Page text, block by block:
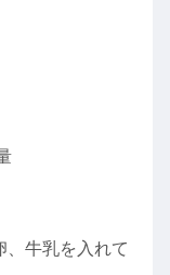
、牛乳を入れて